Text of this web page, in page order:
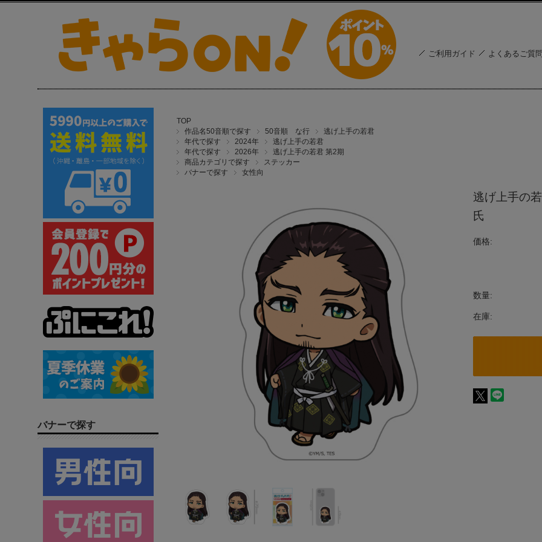
ご利用ガイド よくあるご質
TOP
作品名50音順で探す
50音順 な行
逃げ上手の若君
年代で探す
2024年
逃げ上手の若君
年代で探す
2026年
逃げ上手の若君 第2期
商品カテゴリで探す
ステッカー
バナーで探す
女性向
逃げ上手の
氏
価格:
数量:
在庫:
バナーで探す